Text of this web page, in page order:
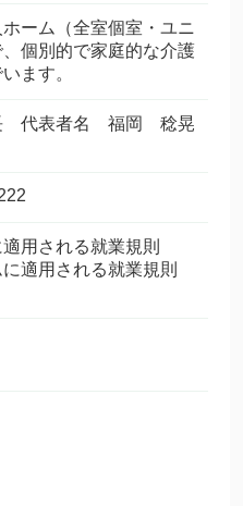
ーム（全室個室・ユニ
個別的で家庭的な介護
ます。
代表者名 福岡 稔晃
適用される就業規則
に適用される就業規則